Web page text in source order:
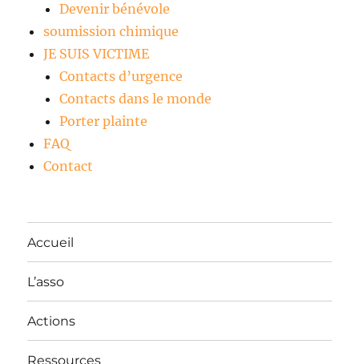
Devenir bénévole
soumission chimique
JE SUIS VICTIME
Contacts d’urgence
Contacts dans le monde
Porter plainte
FAQ
Contact
Accueil
L’asso
Actions
Ressources